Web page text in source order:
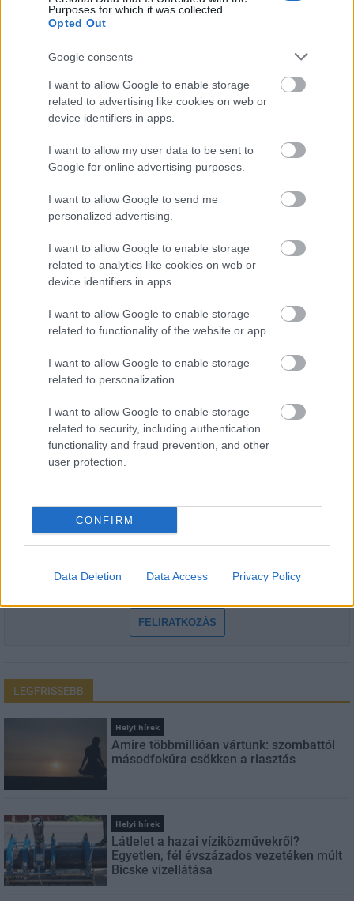
Purposes for which it was collected.
Opted Out
Google consents
I want to allow Google to enable storage
related to advertising like cookies on web or
device identifiers in apps.
I want to allow my user data to be sent to
Google for online advertising purposes.
I want to allow Google to send me
personalized advertising.
I want to allow Google to enable storage
related to analytics like cookies on web or
device identifiers in apps.
I want to allow Google to enable storage
related to functionality of the website or app.
I want to allow Google to enable storage
related to personalization.
I want to allow Google to enable storage
related to security, including authentication
functionality and fraud prevention, and other
user protection.
CONFIRM
Data Deletion Data Access Privacy Policy
Látlelet a hazai víziközművekről? Egyetlen, fél
évszázados vezetéken múlt Bicske vízellátása
Helyi hírek
Gyárleállításokkal és átszervezett termeléssel
tehermentesíti a villamosenergia-rendszert a
STRABAG
HÍRLEVÉL
Feliratkozom a hírlevélre és elfogadom azadatvédelmi
FELIRATKOZÁS
LEGFRISSEBB
Helyi hírek
Amire többmillióan vártunk: szombattól
másodfokúra csökken a riasztás
Helyi hírek
Látlelet a hazai víziközművekről?
Egyetlen, fél évszázados vezetéken múlt
Bicske vízellátása